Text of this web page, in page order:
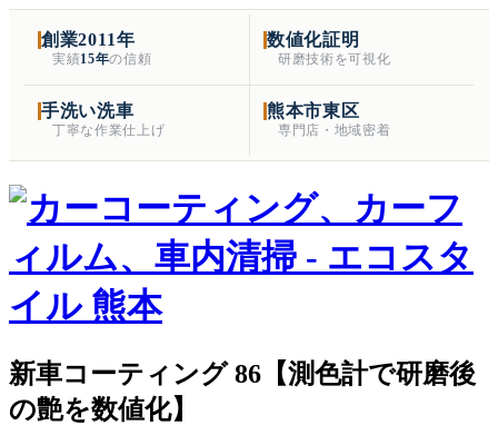
創業2011年
実績15年の信頼
数値化証明
研磨技術を可視化
手洗い洗車
丁寧な作業仕上げ
熊本市東区
専門店・地域密着
新車コーティング 86【測色計で研磨後
の艶を数値化】